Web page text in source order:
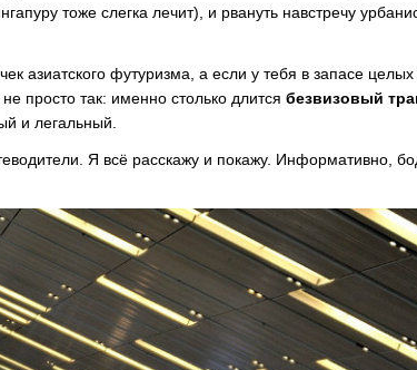
тоже слегка лечит), и рвануть навстречу
азиатского футуризма, а если у тебя в запасе целых
просто так: именно столько длится безвизовый
и легальный.
Я всё расскажу и покажу. Информативно,